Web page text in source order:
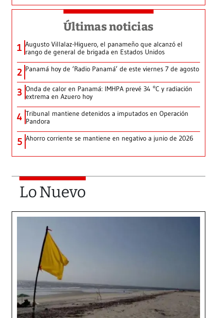
Últimas noticias
1 Augusto Villalaz-Higuero, el panameño que alcanzó el
rango de general de brigada en Estados Unidos
2 Panamá hoy de ‘Radio Panamá’ de este viernes 7 de agosto
3 Onda de calor en Panamá: IMHPA prevé 34 °C y radiación
extrema en Azuero hoy
4 Tribunal mantiene detenidos a imputados en Operación
Pandora
5 Ahorro corriente se mantiene en negativo a junio de 2026
Lo Nuevo